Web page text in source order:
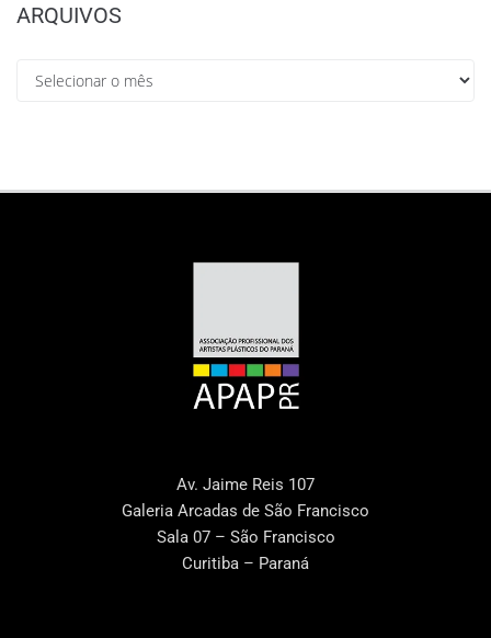
ARQUIVOS
Av. Jaime Reis 107
Galeria Arcadas de São Francisco
Sala 07 – São Francisco
Curitiba – Paraná